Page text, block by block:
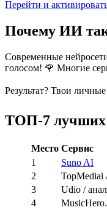
Перейти и
Почему ИИ так
Современные
голосом! 🌹 Многие
Результат? Твои
ТОП-7 лучших
Место Сервис
1
Suno AI
2
TopMediai
3
Udio /
4